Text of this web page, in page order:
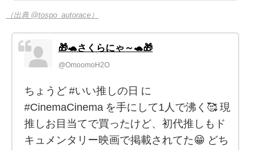
（出典 @tospo_autorace）
🎁🐢さくらにゃ～🐢🎁
@OmoomoH2O
ちょうど #いい推しの日 に
#CinemaCinema を手にして1人で沸く🥰 現
推しお目当てで買ったけど、初代推しもド
キュメンタリー映画で掲載されてた😁 どち